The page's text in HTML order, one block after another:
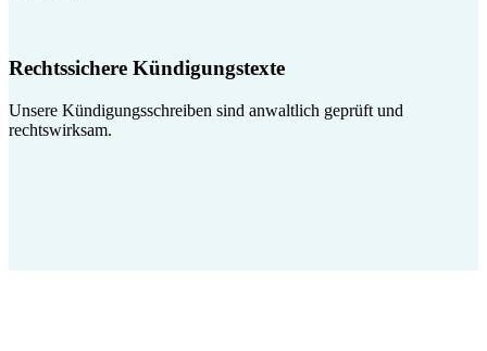
Rechtssichere Kündigungstexte
Unsere Kündigungsschreiben sind anwaltlich geprüft und
rechtswirksam.